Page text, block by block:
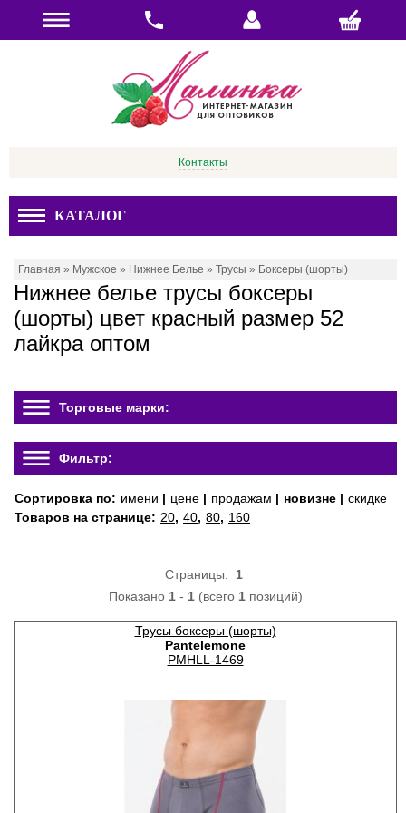
Контакты
КАТАЛОГ
Главная » Мужское » Нижнее Белье » Трусы » Боксеры (шорты)
Нижнее белье трусы боксеры
(шорты) цвет красный размер 52
лайкра оптом
Торговые марки:
Фильтр:
Сортировка по: имени | цене | продажам | новизне | скидке
Товаров на странице: 20, 40, 80, 160
Страницы: 1
Показано 1- 1(всего 1позиций)
Трусы боксеры (шорты)
Pantelemone
PMHLL-1469